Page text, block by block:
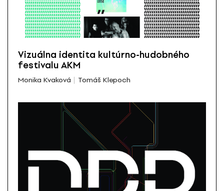
Vizuálna identita kultúrno-hudobného
festivalu AKM
Monika Kvaková Tomáš Klepoch